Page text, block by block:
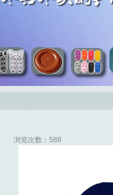
浏览次数： 588